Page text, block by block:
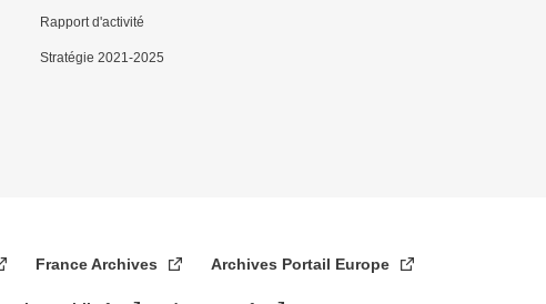
Rapport d'activité
Stratégie 2021-2025
France Archives Archives Portail Europe